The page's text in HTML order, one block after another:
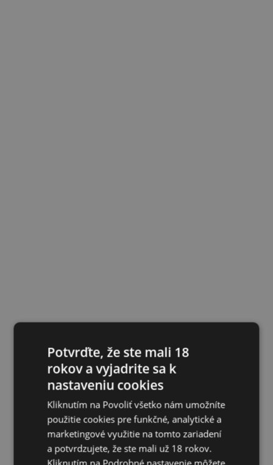
Potvrďte, že ste mali 18
rokov a vyjadrite sa k
nastaveniu cookies
Kliknutím na Povoliť všetko nám umožníte
použitie cookies pre funkčné, analytické a
marketingové využitie na tomto zariadení
a potvrdzujete, že ste mali už 18 rokov.